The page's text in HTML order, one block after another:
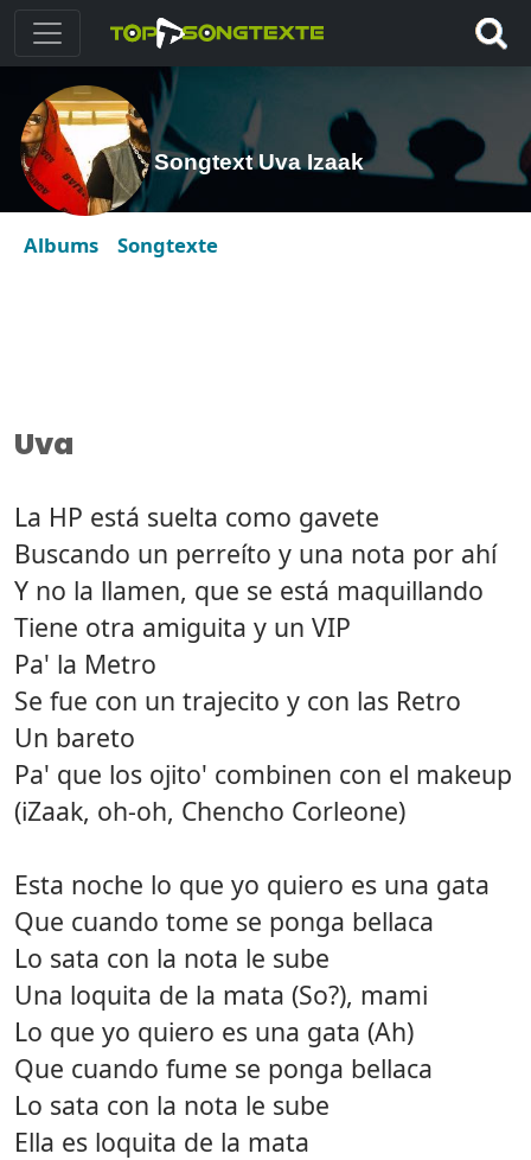
Songtext Uva Izaak
Albums Songtexte
Uva
La HP está suelta como gavete
Buscando un perreíto y una nota por ahí
Y no la llamen, que se está maquillando
Tiene otra amiguita y un VIP
Pa' la Metro
Se fue con un trajecito y con las Retro
Un bareto
Pa' que los ojito' combinen con el makeup
(iZaak, oh-oh, Chencho Corleone)
Esta noche lo que yo quiero es una gata
Que cuando tome se ponga bellaca
Lo sata con la nota le sube
Una loquita de la mata (So?), mami
Lo que yo quiero es una gata (Ah)
Que cuando fume se ponga bellaca
Lo sata con la nota le sube
Ella es loquita de la mata